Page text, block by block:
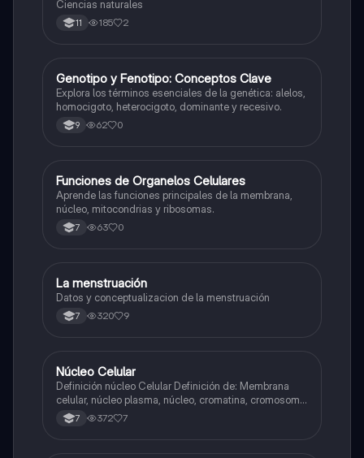
Ciencias naturales
11 185 2
GBiologia
Genotipo y Fenotipo: Conceptos Clave
Explora los términos esenciales de la genética: alelos,
homocigoto, heterocigoto, dominante y recesivo.
9 62 0
FBiologia
Funciones de Organelos Celulares
Aprende las funciones principales de la membrana,
núcleo, mitocondrias y ribosomas.
7 63 0
Biologia
La menstruación
Datos y conceptualizacion de la menstruación
7 320 9
Biologia
Núcleo Celular
Definición núcleo Celular Definición de: Membrana
celular, núcleo plasma, núcleo, cromatina, cromosoma
Interfase Fases de la interfase
7 372 7